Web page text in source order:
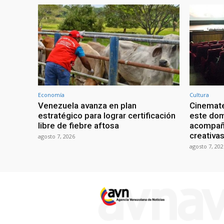
Economía
Venezuela avanza en plan
estratégico para lograr certificación
libre de fiebre aftosa
agosto 7, 2026
Cultura
este
creativas
agosto 7,